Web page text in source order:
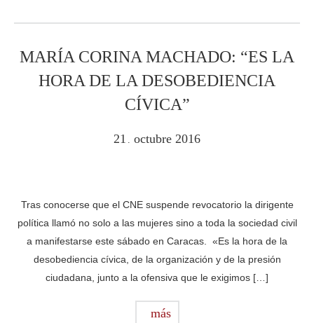
MARÍA CORINA MACHADO: “ES LA
HORA DE LA DESOBEDIENCIA
CÍVICA”
21 . octubre 2016
Tras conocerse que el CNE suspende revocatorio la dirigente
política llamó no solo a las mujeres sino a toda la sociedad civil
a manifestarse este sábado en Caracas. «Es la hora de la
desobediencia cívica, de la organización y de la presión
ciudadana, junto a la ofensiva que le exigimos […]
más